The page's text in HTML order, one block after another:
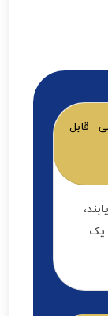
قابل
6 ماه تا یک